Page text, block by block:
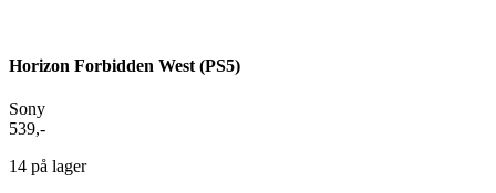
Horizon Forbidden West (PS5)
Sony
539,-
14 på lager